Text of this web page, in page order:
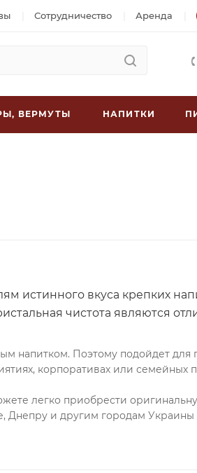
Сотрудничество Аренда
ВЕРМУТЫ НАПИТКИ
истинного вкуса крепких
чистота являются
напитком. Поэтому подойдет
корпоративах или семейных
легко приобрести
Днепру и другим городам